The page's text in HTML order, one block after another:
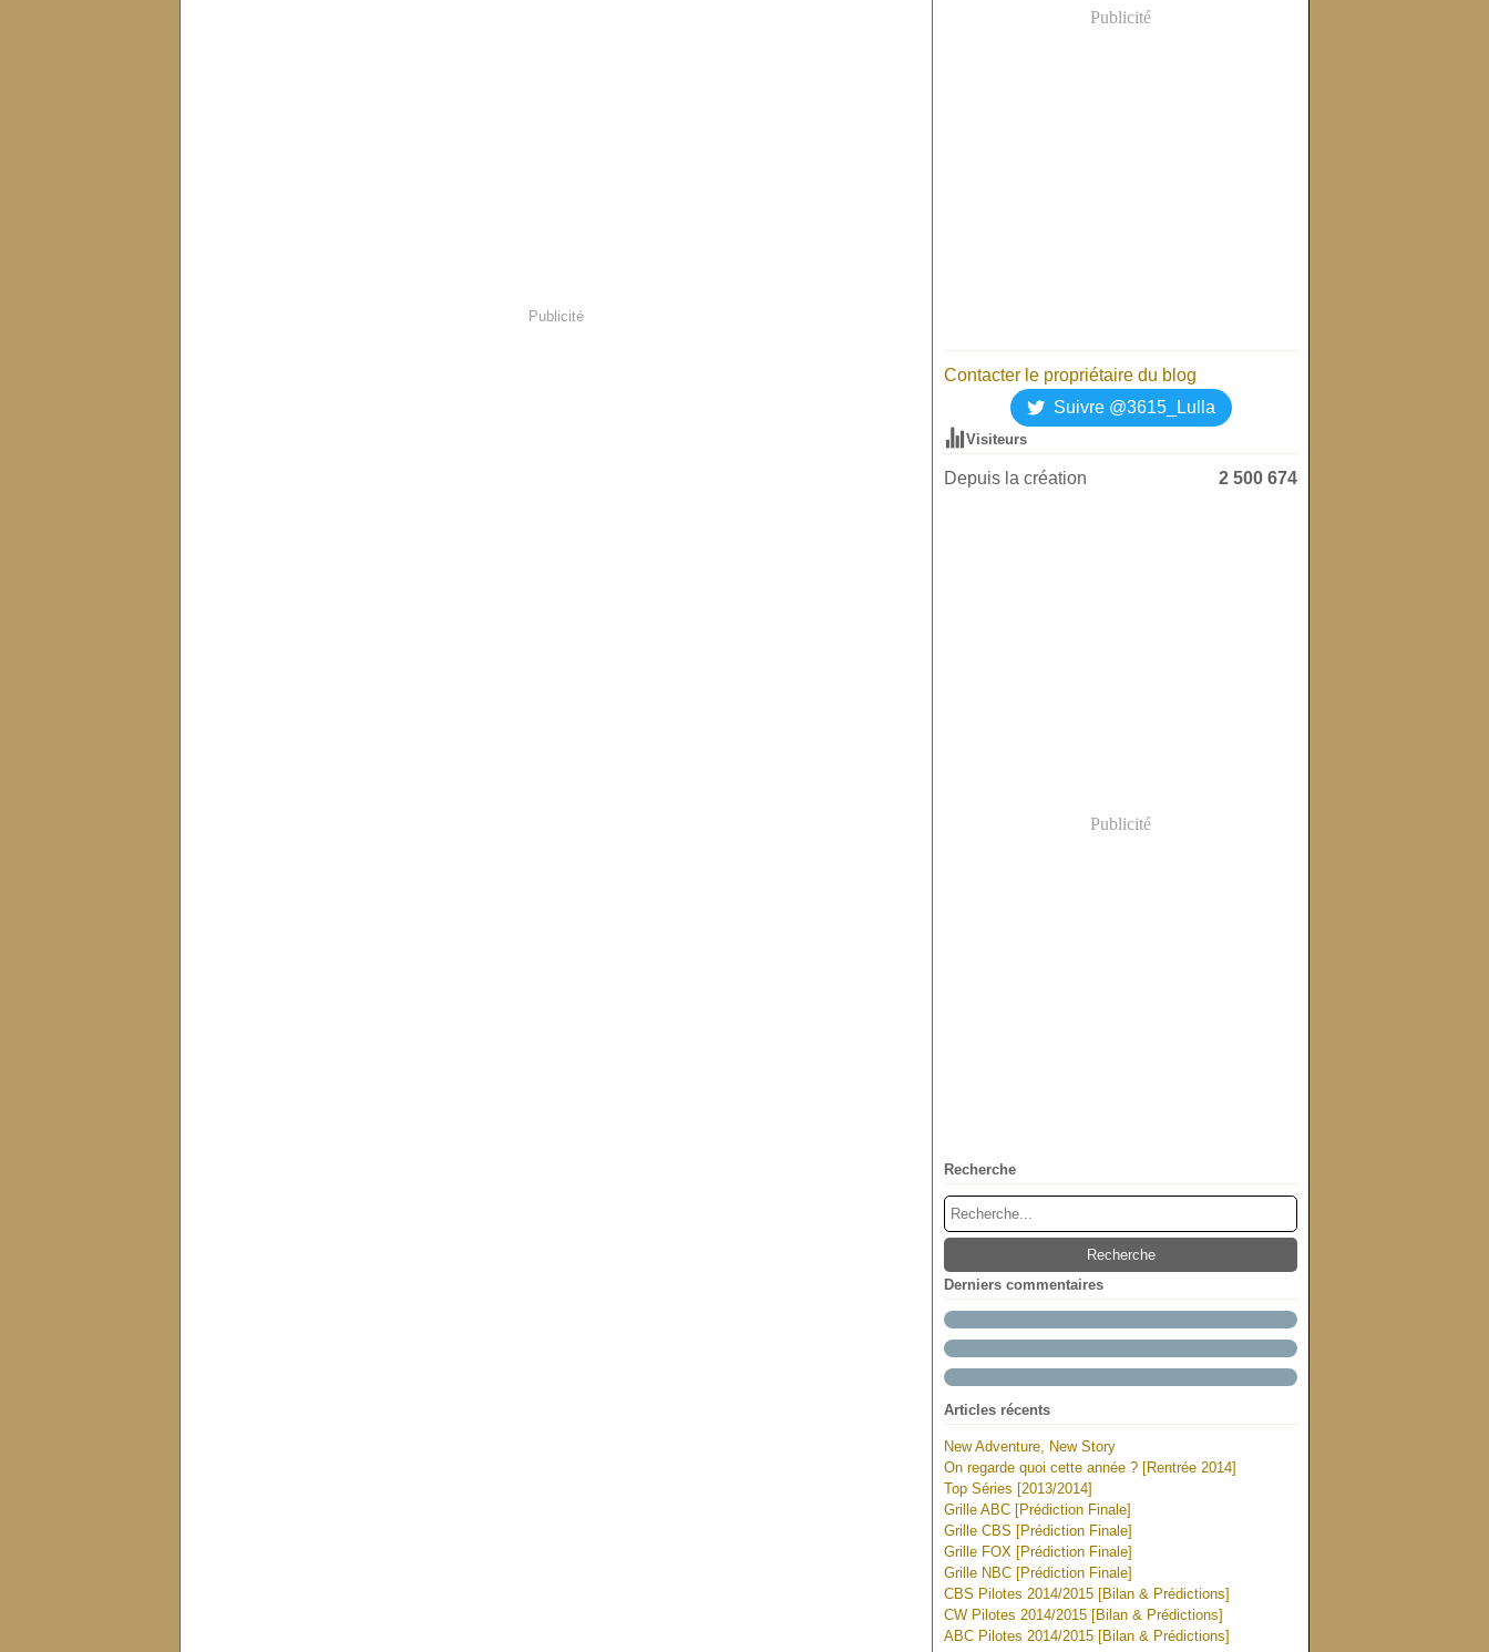
Publicité
Publicité
Contacter le propriétaire du blog
Suivre @3615_Lulla
Visiteurs
Depuis la création 2 500 674
Publicité
Recherche
Derniers commentaires
Articles récents
New Adventure, New Story
On regarde quoi cette année ? [Rentrée 2014]
Top Séries [2013/2014]
Grille ABC [Prédiction Finale]
Grille CBS [Prédiction Finale]
Grille FOX [Prédiction Finale]
Grille NBC [Prédiction Finale]
CBS Pilotes 2014/2015 [Bilan & Prédictions]
CW Pilotes 2014/2015 [Bilan & Prédictions]
ABC Pilotes 2014/2015 [Bilan & Prédictions]